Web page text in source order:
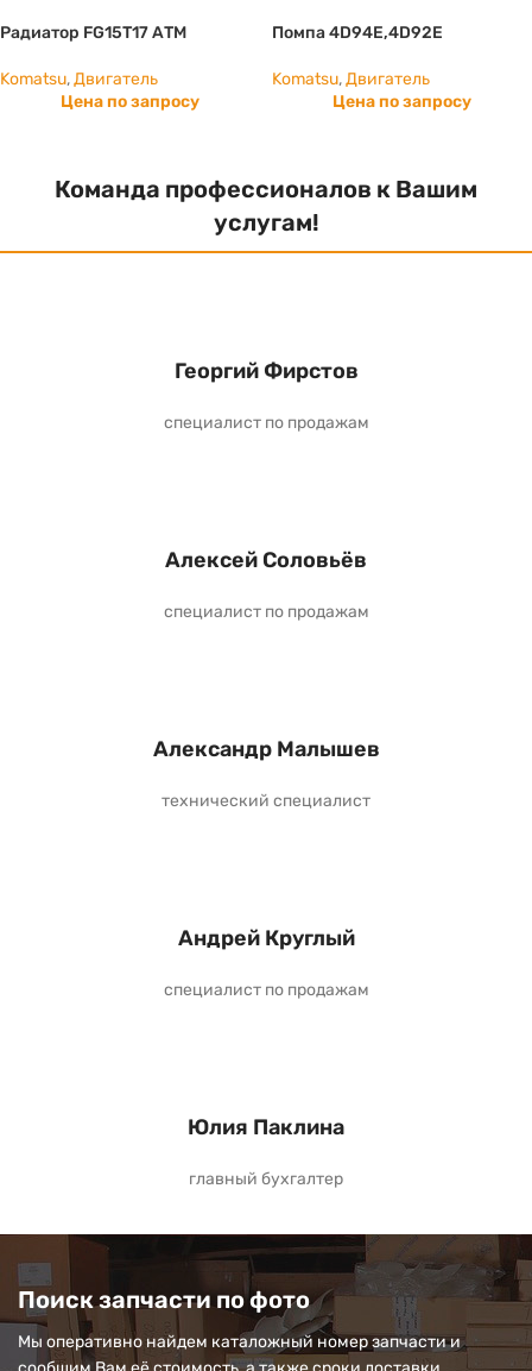
Радиатор FG15T17 АТМ
Komatsu,Двигатель
Цена по запросу
Помпа 4D94E,4D92E
Komatsu,Двигатель
Цена по запросу
Команда профессионалов к Вашим
услугам!
Георгий Фирстов
специалист по продажам
Алексей Соловьёв
специалист по продажам
Александр Малышев
технический специалист
Андрей Круглый
специалист по продажам
Юлия Паклина
главный бухгалтер
Поиск запчасти по фото
Мы оперативно найдем каталожный номер запчасти и